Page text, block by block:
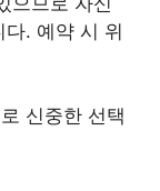
. 예약 시 위
신중한 선택